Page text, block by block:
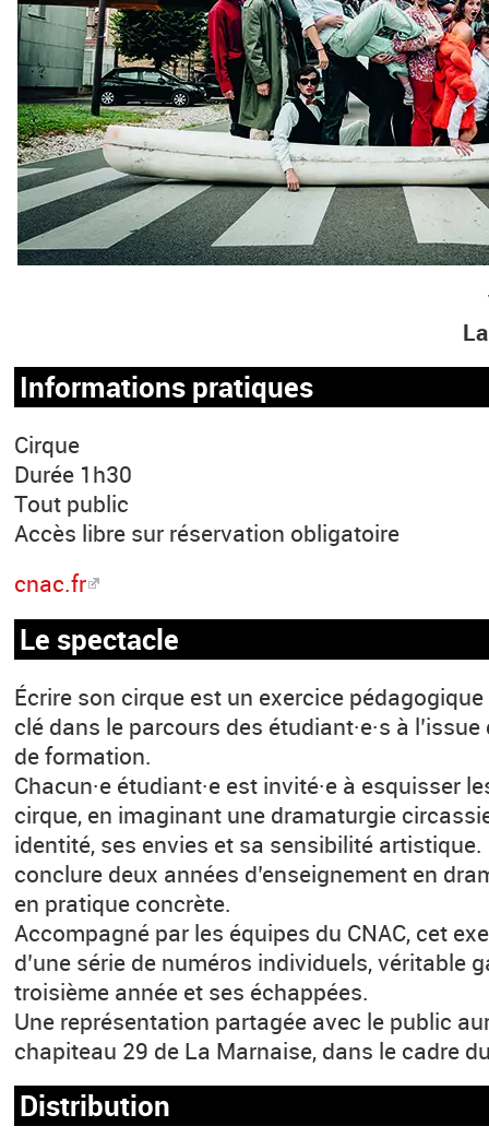
Informations pratiques
Cirque
Durée 1h30
Tout public
Accès libre sur réservation obligatoire
cnac.fr
Le spectacle
Écrire son cirque est un exercice
clé dans le parcours des étudiant·e·s à
de formation.
Chacun·e étudiant·e est invité·e à esquisser
cirque, en imaginant une dramaturgie
identité, ses envies et sa sensibilité
conclure deux années d’enseignement en
en pratique concrète.
Accompagné par les équipes du CNAC, cet
d’une série de numéros individuels, véritable
troisième année et ses échappées.
Une représentation partagée avec le public
chapiteau 29 de La Marnaise, dans le cadre
Distribution